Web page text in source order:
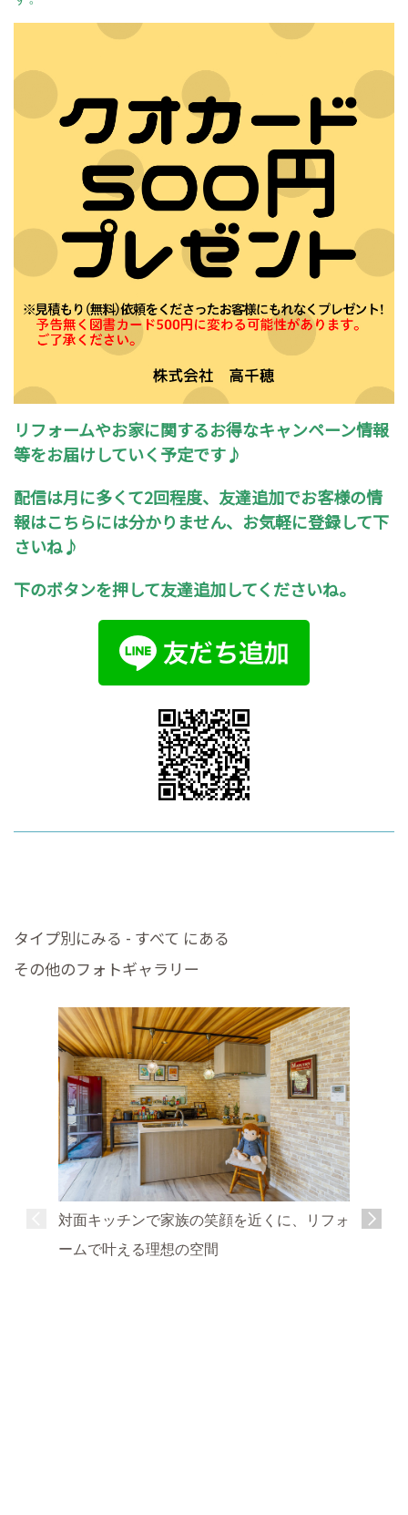
リフォームやお家に関するお得なキャンペーン情報
等をお届けしていく予定です♪
配信は月に多くて2回程度、友達追加でお客様の情
報はこちらには分かりません、お気軽に登録して下
さいね♪
下のボタンを押して友達追加してくださいね。
タイプ別にみる - すべて にある
その他のフォトギャラリー
対面キッチンで家族の笑顔を近くに、リフォ
ームで叶える理想の空間